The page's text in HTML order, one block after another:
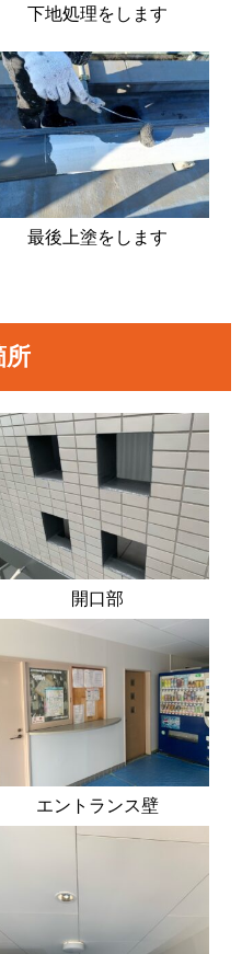
下地処理をします
最後上塗をします
開口部
エントランス壁